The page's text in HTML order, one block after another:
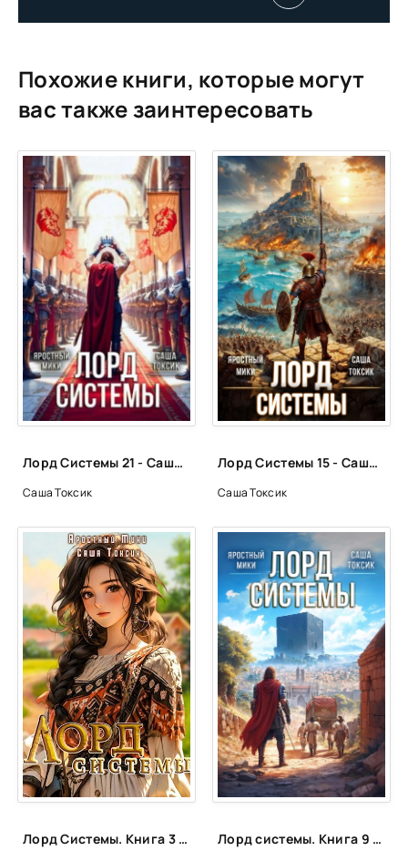
17
18
19
20
21
22
23
24
25
26
Похожие книги, которые могут
вас также заинтересовать
Лорд Системы 21 - Саша Токсик
Саша Токсик
Лорд Системы 15 - Саша Токсик, Яростный Мики
Саша Токсик
Лорд Системы. Книга 3 - Саша Токсик, Яростный Мики Лорд системы. Книга 9 - Саша Токсик, Мики Яростный